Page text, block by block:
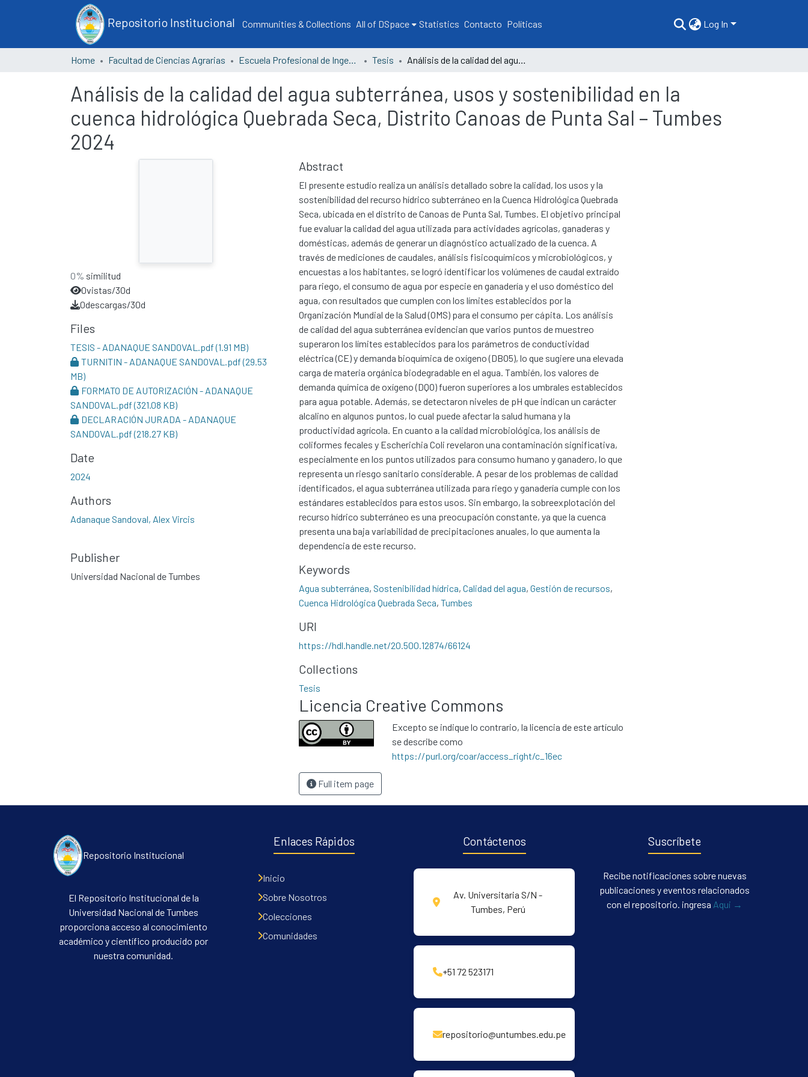
Repositorio Institucional Communities & Collections All of DSpace Statistics Contacto Políticas Log In
Home Facultad de Ciencias Agrarias Escuela Profesional de Ingeniería Forestal y Medio Ambiente Tesis Análisis de la calidad del agua subterránea, usos y sostenibilidad en la cuenca hidrológica Quebrada Seca, Distrito Canoas de Punta Sal – Tumbes 2024
Análisis de la calidad del agua subterránea, usos y sostenibilidad en la
cuenca hidrológica Quebrada Seca, Distrito Canoas de Punta Sal – Tumbes
2024
0% similitud
0vistas/30d
0descargas/30d
Files
TESIS - ADANAQUE SANDOVAL.pdf(1.91 MB)
TURNITIN - ADANAQUE SANDOVAL.pdf(29.53
MB)
FORMATO DE AUTORIZACIÓN - ADANAQUE
SANDOVAL.pdf(321.08 KB)
DECLARACIÓN JURADA - ADANAQUE
SANDOVAL.pdf(218.27 KB)
Date
2024
Authors
Adanaque Sandoval, Alex Vircis
Publisher
Universidad Nacional de Tumbes
Abstract
El presente estudio realiza un análisis detallado sobre la calidad, los usos y la
sostenibilidad del recurso hídrico subterráneo en la Cuenca Hidrológica Quebrada
Seca, ubicada en el distrito de Canoas de Punta Sal, Tumbes. El objetivo principal
fue evaluar la calidad del agua utilizada para actividades agrícolas, ganaderas y
domésticas, además de generar un diagnóstico actualizado de la cuenca. A
través de mediciones de caudales, análisis fisicoquímicos y microbiológicos, y
encuestas a los habitantes, se logró identificar los volúmenes de caudal extraído
para riego, el consumo de agua por especie en ganadería y el uso doméstico del
agua, con resultados que cumplen con los límites establecidos por la
Organización Mundial de la Salud (OMS) para el consumo per cápita. Los análisis
de calidad del agua subterránea evidencian que varios puntos de muestreo
superaron los límites establecidos para los parámetros de conductividad
eléctrica (CE) y demanda bioquímica de oxígeno (DBO5), lo que sugiere una elevada
carga de materia orgánica biodegradable en el agua. También, los valores de
demanda química de oxígeno (DQO) fueron superiores a los umbrales establecidos
para agua potable. Además, se detectaron niveles de pH que indican un carácter
alcalino en algunos puntos, lo cual puede afectar la salud humana y la
productividad agrícola. En cuanto a la calidad microbiológica, los análisis de
coliformes fecales y Escherichia Coli revelaron una contaminación significativa,
especialmente en los puntos utilizados para consumo humano y ganadero, lo que
representa un riesgo sanitario considerable. A pesar de los problemas de calidad
identificados, el agua subterránea utilizada para riego y ganadería cumple con los
estándares establecidos para estos usos. Sin embargo, la sobreexplotación del
recurso hídrico subterráneo es una preocupación constante, ya que la cuenca
presenta una baja variabilidad de precipitaciones anuales, lo que aumenta la
dependencia de este recurso.
Keywords
Agua subterránea, Sostenibilidad hídrica, Calidad del agua, Gestión de recursos,
Cuenca Hidrológica Quebrada Seca, Tumbes
URI
https://hdl.handle.net/20.500.12874/66124
Collections
Tesis
Licencia Creative Commons
Excepto se indique lo contrario, la licencia de este artículo
se describe como
https://purl.org/coar/access_right/c_16ec
Full item page
Repositorio Institucional
El Repositorio Institucional de la
Universidad Nacional de Tumbes
proporciona acceso al conocimiento
académico y científico producido por
nuestra comunidad.
Enlaces Rápidos
Inicio
Sobre Nosotros
Colecciones
Comunidades
Contáctenos
Av. Universitaria S/N -
Tumbes, Perú
+51 72 523171
repositorio@untumbes.edu.pe
Suscríbete
Recibe notificaciones sobre nuevas
publicaciones y eventos relacionados
con el repositorio. ingresa Aqui →